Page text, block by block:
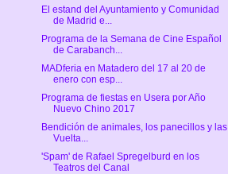
El estand del Ayuntamiento y Comunidad
de Madrid e...
Programa de la Semana de Cine Español
de Carabanch...
MADferia en Matadero del 17 al 20 de
enero con esp...
Programa de fiestas en Usera por Año
Nuevo Chino 2017
Bendición de animales, los panecillos y las
Vuelta...
'Spam' de Rafael Spregelburd en los
Teatros del Canal